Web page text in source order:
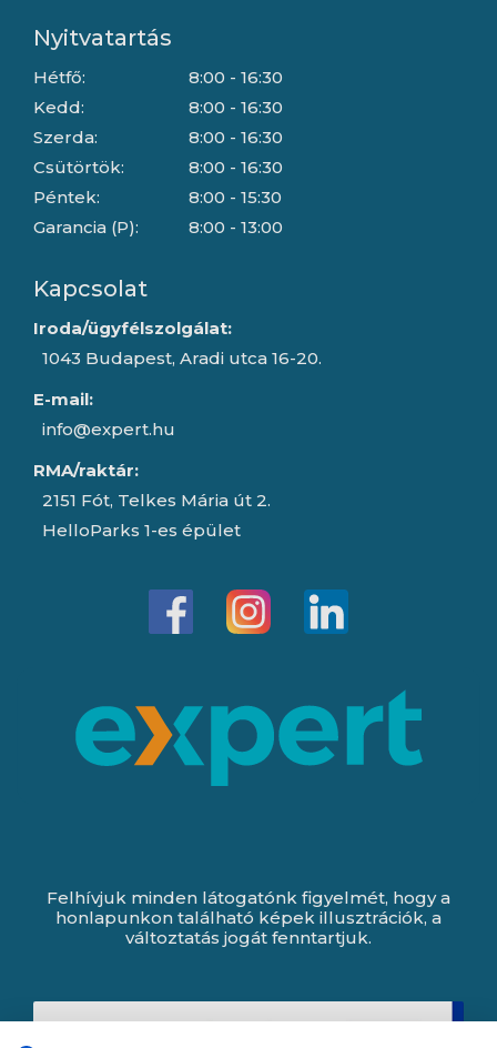
Nyitvatartás
Hétfő:
Kedd:
Szerda:
Csütörtök:
Péntek:
Garancia (P):
8:00 - 16:30
8:00 - 16:30
8:00 - 16:30
8:00 - 16:30
8:00 - 15:30
8:00 - 13:00
Kapcsolat
Iroda/ügyfélszolgálat:
1043 Budapest, Aradi utca 16-20.
E-mail:
info@expert.hu
RMA/raktár:
2151 Fót, Telkes Mária út 2.
HelloParks 1-es épület
Felhívjuk minden látogatónk figyelmét, hogy a
honlapunkon található képek illusztrációk, a
változtatás jogát fenntartjuk.